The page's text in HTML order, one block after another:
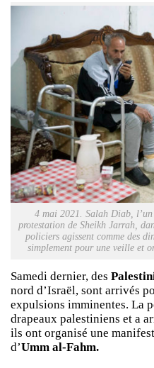
4 mai 2021. Salah Diab, l’un
protestation de Sheikh Jarrah,
policiers agissent comme des
simplement pour une veille et
Samedi dernier, des
nord d’Israël, sont arrivés
expulsions imminentes. La
drapeaux palestiniens et a
ils ont organisé une
d’Umm al-Fahm.